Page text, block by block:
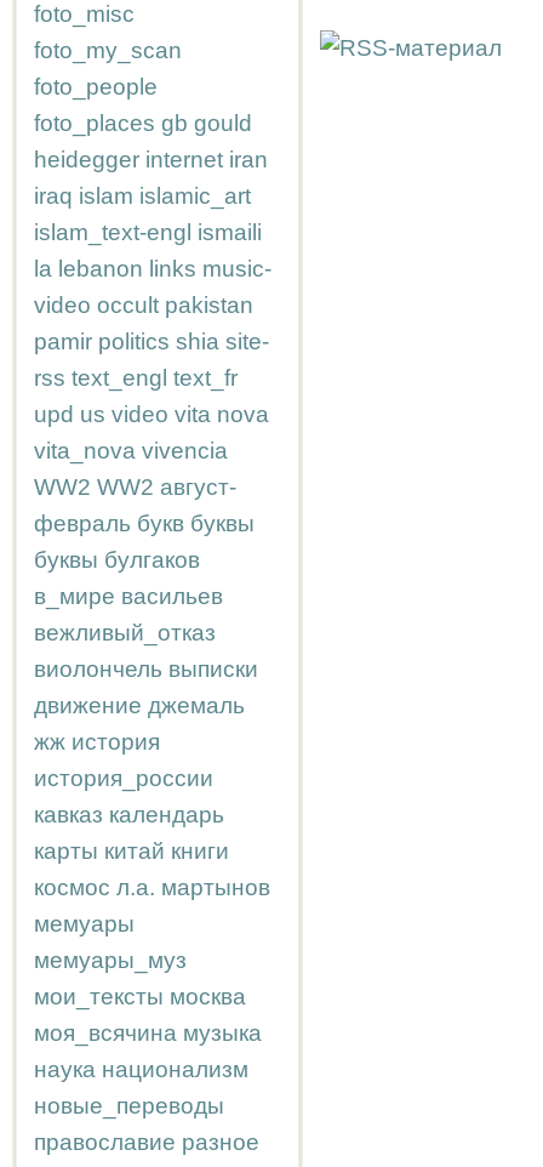
foto_misc
foto_my_scan
foto_people
foto_places gb gould
heidegger internet iran
iraq islam islamic_art
islam_text-engl ismaili
la lebanon links music-
video occult pakistan
pamir politics shia site-
rss text_engl text_fr
upd us video vita nova
vita_nova vivencia
WW2 WW2 август-
февраль букв буквы
буквы булгаков
в_мире васильев
вежливый_отказ
виолончель выписки
движение джемаль
жж история
история_россии
кавказ календарь
карты китай книги
космос л.а. мартынов
мемуары
мемуары_муз
мои_тексты москва
моя_всячина музыка
наука национализм
новые_переводы
православие разное